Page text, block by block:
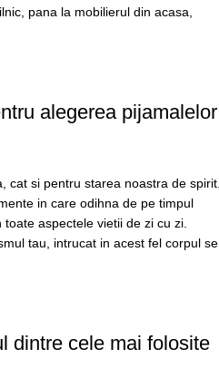
pana la mobilierul din acasa,
alegerea pijamalelor
cat si pentru starea noastra de spirit.
in care odihna de pe timpul
aspectele vietii de zi cu zi.
tau, intrucat in acest fel corpul se
dintre cele mai folosite